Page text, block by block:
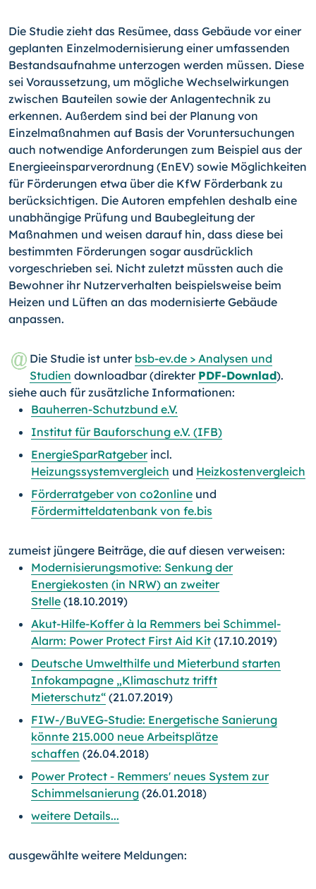
Die Studie zieht das Resümee, dass Gebäude vor einer
geplanten Einzelmodernisierung einer umfassenden
Bestandsaufnahme unterzogen werden müssen. Diese
sei Voraus­setzung, um mögliche Wechselwirkungen
zwischen Bauteilen sowie der Anlagentechnik zu
erkennen. Außerdem sind bei der Planung von
Einzelmaßnahmen auf Basis der Vor­untersuchungen
auch notwendige Anforderungen zum Beispiel aus der
Energieeinspar­verordnung (EnEV) sowie Möglichkeiten
für Förderungen etwa über die KfW Förder­bank zu
berücksichtigen. Die Autoren empfehlen deshalb eine
unabhängige Prüfung und Baubegleitung der
Maßnahmen und weisen darauf hin, dass diese bei
bestimmten Förderungen sogar ausdrücklich
vorgeschrieben sei. Nicht zuletzt müssten auch die
Bewohner ihr Nutzerverhalten beispielsweise beim
Heizen und Lüften an das moderni­sierte Gebäude
anpassen.
Die Studie ist unter bsb-ev.de > Analysen und
Studien downloadbar (direkter PDF-Downlad).
siehe auch für zusätzliche Informationen:
Bauherren-Schutzbund e.V.
Institut für Bauforschung e.V. (IFB)
EnergieSparRatgeberincl.
Heizungssystemvergleich und Heizkostenvergleich
Förderratgeber von co2online und
Fördermitteldatenbank von fe.bis
zumeist jüngere Beiträge, die auf diesen verweisen:
Modernisierungsmotive: Senkung der
Energiekosten (in NRW) an zweiter
Stelle (18.10.2019)
Akut-Hilfe-Koffer à la Remmers bei Schimmel-
Alarm: Power Protect First Aid Kit (17.10.2019)
Deutsche Umwelthilfe und Mieterbund starten
Infokampagne „Klimaschutz trifft
Mieterschutz“ (21.07.2019)
FIW-/BuVEG-Studie: Energetische Sanierung
könnte 215.000 neue Arbeitsplätze
schaffen (26.04.2018)
Power Protect - Remmers' neues System zur
Schimmelsanierung (26.01.2018)
weitere Details...
ausgewählte weitere Meldungen: